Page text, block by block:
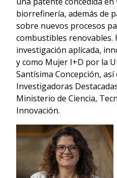
biorrefinería, además de
sobre nuevos procesos
combustibles renovables.
investigación aplicada,
y como Mujer I+D por la
Santísima Concepción,
Investigadoras
Ministerio de Ciencia,
Innovación.